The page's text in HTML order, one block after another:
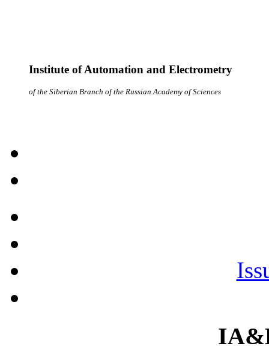
Institute of Automation and Electrometry
of the Siberian Branch of the Russian Academy of Sciences